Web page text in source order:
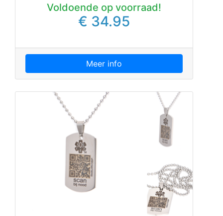
Voldoende op voorraad!
€ 34.95
Meer info